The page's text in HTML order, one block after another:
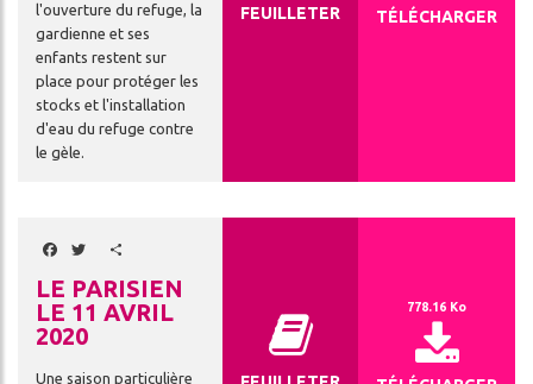
l'ouverture du refuge, la
gardienne et ses
enfants restent sur
place pour protéger les
stocks et l'installation
d'eau du refuge contre
le gèle.
FEUILLETER TÉLÉCHARGER
Facebook
Twitter
LE PARISIEN
LE 11 AVRIL
2020
Une saison particulière
778.16 Ko